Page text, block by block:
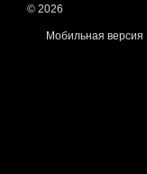
© 2026
Мобильная версия